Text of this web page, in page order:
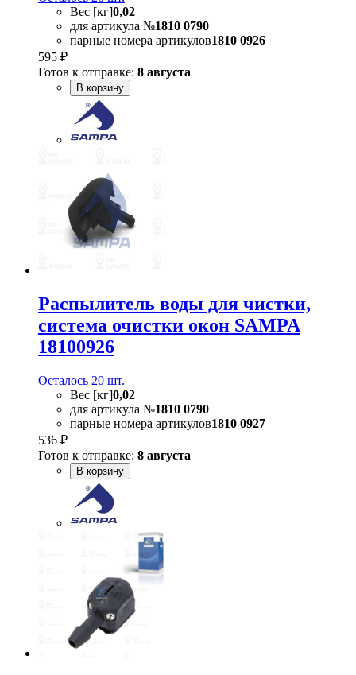
Вес [кг]0,02
для артикула №1810 0790
парные номера артикулов1810 0926
595 ₽
Готов к отправке: 8 августа
В корзину
Распылитель воды для чистки,
система очистки окон SAMPA
18100926
Осталось 20 шт.
Вес [кг]0,02
для артикула №1810 0790
парные номера артикулов1810 0927
536 ₽
Готов к отправке: 8 августа
В корзину